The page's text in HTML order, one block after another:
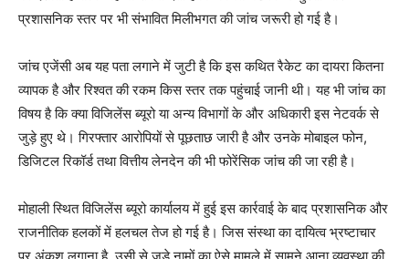
प्रशासनिक स्तर पर भी संभावित मिलीभगत की जांच जरूरी हो गई है।
जांच एजेंसी अब यह पता लगाने में जुटी है कि इस कथित रैकेट का दायरा कितना
व्यापक है और रिश्वत की रकम किस स्तर तक पहुंचाई जानी थी। यह भी जांच का
विषय है कि क्या विजिलेंस ब्यूरो या अन्य विभागों के और अधिकारी इस नेटवर्क से
जुड़े हुए थे। गिरफ्तार आरोपियों से पूछताछ जारी है और उनके मोबाइल फोन,
डिजिटल रिकॉर्ड तथा वित्तीय लेनदेन की भी फोरेंसिक जांच की जा रही है।
मोहाली स्थित विजिलेंस ब्यूरो कार्यालय में हुई इस कार्रवाई के बाद प्रशासनिक और
राजनीतिक हलकों में हलचल तेज हो गई है। जिस संस्था का दायित्व भ्रष्टाचार